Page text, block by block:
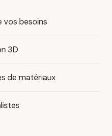
vos besoins
3D
de matériaux